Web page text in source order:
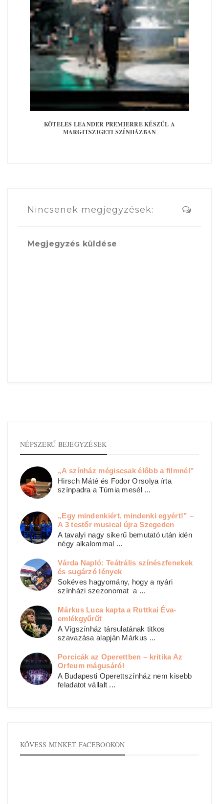
KÖTELES LEANDER PREMIERRE KÉSZÜL A
MARGITSZIGETI SZÍNHÁZBAN
Nincsenek megjegyzések:
Megjegyzés küldése
NÉPSZERŰ BEJEGYZÉSEK
„A színház mégiscsak élőbb a filmnél”
Hirsch Máté és Fodor Orsolya írta
színpadra a Túmia mesél ...
„Egy mindenkiért, mindenki egyért!” –
A 3 testőr musical újra Szegeden
A tavalyi nagy sikerű bemutató után idén
négy alkalommal ...
Várda Napló: Teátrális színészfenekek
és sugárzó lények
Sokéves hagyomány, hogy a nyári
színházi szezonomat a ...
Márkus Luca kapta a Ruttkai Éva-
emlékgyűrűt
A Vígszínház társulatának titkos
szavazása alapján Márkus ...
Porcicák az Operettben – kritika Az
Orfeum mágusáról
A Budapesti Operettszínház nem kisebb
feladatot vállalt ...
KÖVESS MINKET FACEBOOKON